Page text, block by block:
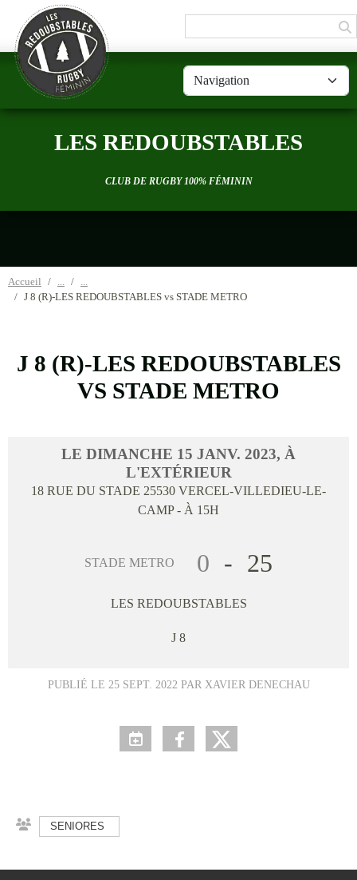
LES REDOUBSTABLES
CLUB DE RUGBY 100% FÉMININ
Accueil
J 8 (R)-LES REDOUBSTABLES vs STADE METRO
J 8 (R)-LES REDOUBSTABLES
VS STADE METRO
LE DIMANCHE 15 JANV. 2023, À
L'EXTÉRIEUR
18 RUE DU STADE 25530 VERCEL-VILLEDIEU-LE-
CAMP - À 15H
STADE METRO 0 - 25
LES REDOUBSTABLES
J 8
PUBLIÉ LE 25 SEPT. 2022 PAR XAVIER DENECHAU
SENIORES
Panneau de gestion des cookies